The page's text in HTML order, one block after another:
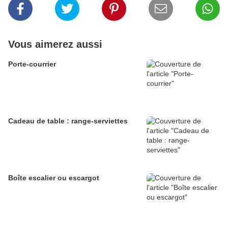
Vous aimerez aussi
Porte-courrier
Cadeau de table : range-serviettes
Boîte escalier ou escargot